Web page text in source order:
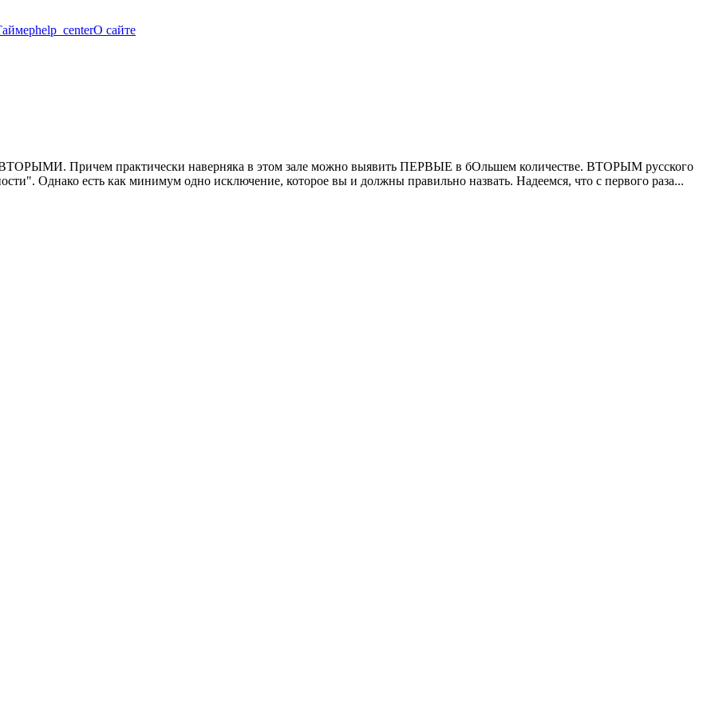
help_centerО сайте
Причем практически наверняка в этом зале можно выявить ПЕРВЫЕ в бОльшем количестве. ВТОРЫМ русского
Однако есть как минимум одно исключение, которое вы и должны правильно назвать. Надеемся, что с первого раза...